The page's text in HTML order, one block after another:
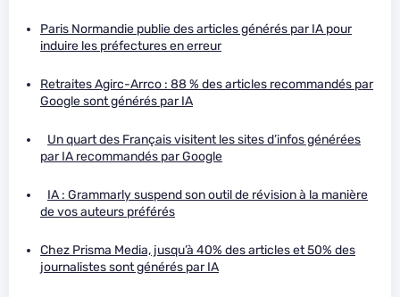
Paris Normandie publie des articles générés par IA pour
induire les préfectures en erreur
Retraites Agirc-Arrco : 88 % des articles recommandés par
Google sont générés par IA
Un quart des Français visitent les sites d’infos générées
par IA recommandés par Google
IA : Grammarly suspend son outil de révision à la manière
de vos auteurs préférés
Chez Prisma Media, jusqu’à 40% des articles et 50% des
journalistes sont générés par IA